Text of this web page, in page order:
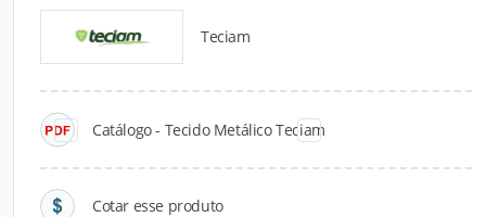
Teciam
Catálogo - Tecido Metálico Teciam
Cotar esse produto
Catálogos para Download